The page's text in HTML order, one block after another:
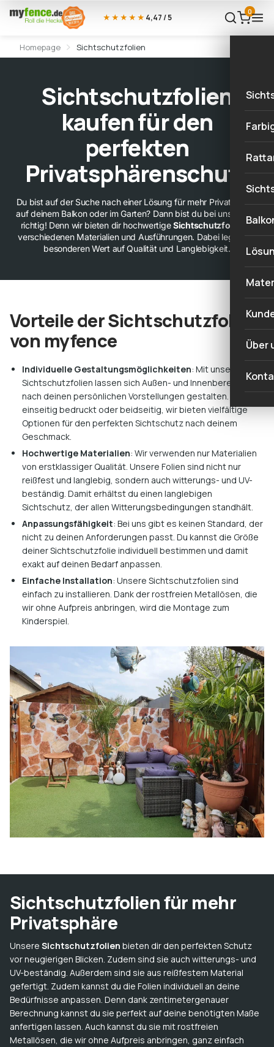
★★★★★ 4,47 / 5
0
Rot
Blau
Grün
Grau
Über
Homepage Sichtschutzfolien
Sichtschutzfolien
kaufen für den
perfekten
Privatsphärenschutz
Du bist auf der Suche nach einer Lösung für mehr Privatsphäre
auf deinem Balkon oder im Garten? Dann bist du bei uns genau
richtig! Denn wir bieten dir hochwertige Sichtschutzfolien
in
verschiedenen Materialien und Ausführungen. Dabei legen wir
besonderen Wert auf Qualität und Langlebigkeit.
Vorteile der Sichtschutzfolien
von myfence
Individuelle Gestaltungsmöglichkeiten: Mit unseren
Sichtschutzfolien lassen sich Außen- und Innenbereiche
nach deinen persönlichen Vorstellungen gestalten. Egal, ob
einseitig bedruckt oder beidseitig, wir bieten vielfältige
Optionen für den perfekten Sichtschutz nach deinem
Geschmack.
Hochwertige Materialien: Wir verwenden nur Materialien
von erstklassiger Qualität. Unsere Folien sind nicht nur
reißfest und langlebig, sondern auch witterungs- und UV-
beständig. Damit erhältst du einen langlebigen
Sichtschutz, der allen Witterungsbedingungen standhält.
Anpassungsfähigkeit: Bei uns gibt es keinen Standard, der
nicht zu deinen Anforderungen passt. Du kannst die Größe
deiner Sichtschutzfolie individuell bestimmen und damit
exakt auf deinen Bedarf anpassen.
Einfache Installation: Unsere Sichtschutzfolien sind
einfach zu installieren. Dank der rostfreien Metallösen, die
wir ohne Aufpreis anbringen, wird die Montage zum
Kinderspiel.
Sichtschutzfolien für mehr
Privatsphäre
Unsere Sichtschutzfolien bieten dir den perfekten Schutz
vor neugierigen Blicken. Zudem sind sie auch witterungs- und
UV-beständig. Außerdem sind sie aus reißfestem Material
gefertigt. Zudem kannst du die Folien individuell an deine
Bedürfnisse anpassen. Denn dank zentimetergenauer
Berechnung kannst du sie perfekt auf deine benötigten Maße
anfertigen lassen. Auch kannst du sie mit rostfreien
Metallösen, die wir ohne Aufpreis anbringen, ganz einfach